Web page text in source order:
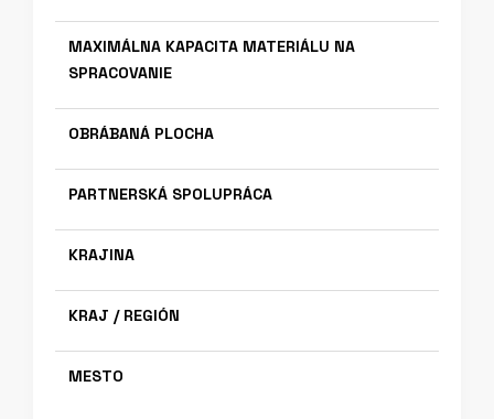
MAXIMÁLNA KAPACITA MATERIÁLU NA
SPRACOVANIE
OBRÁBANÁ PLOCHA
PARTNERSKÁ SPOLUPRÁCA
KRAJINA
KRAJ / REGIÓN
MESTO